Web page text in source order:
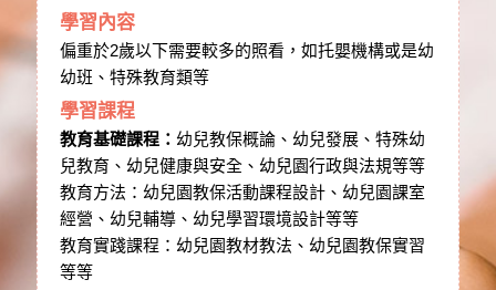
學習內容
偏重於2歲以下需要較多的照看，如托嬰機構或是幼
幼班、特殊教育類等
學習課程
教育基礎課程： 幼兒教保概論、幼兒發展、特殊幼
兒教育、幼兒健康與安全、幼兒園行政與法規等等
教育方法：幼兒園教保活動課程設計、幼兒園課室
經營、幼兒輔導、幼兒學習環境設計等等
教育實踐課程：幼兒園教材教法、幼兒園教保實習
等等